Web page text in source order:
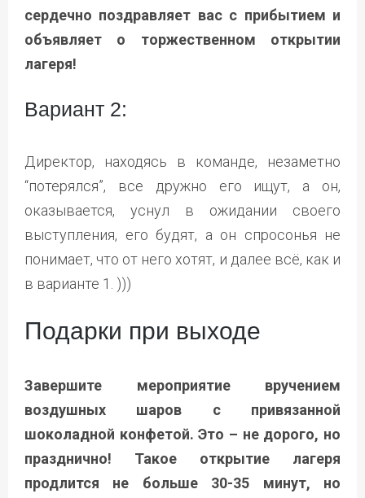
сердечно поздравляет вас с прибытием и
объявляет о торжественном открытии
лагеря!
Вариант 2:
Директор, находясь в команде, незаметно
“потерялся”, все дружно его ищут, а он,
оказывается, уснул в ожидании своего
выступления, его будят, а он спросонья не
понимает, что от него хотят, и далее всё, как и
в варианте 1. )))
Подарки при выходе
Завершите мероприятие вручением
воздушных шаров с привязанной
шоколадной конфетой. Это – не дорого, но
празднично! Такое открытие лагеря
продлится не больше 30-35 минут, но